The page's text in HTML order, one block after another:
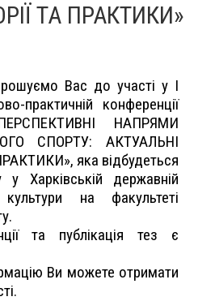
ТА ПРАКТИКИ»
Вас до участі у І
практичній конференції
НАПРЯМИ
СПОРТУ: АКТУАЛЬНІ
яка відбудеться
Харківській державній
на факультеті
та публікація тез є
Ви можете отримати